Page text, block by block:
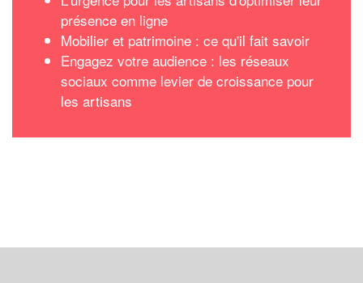
présence en ligne
Mobilier et patrimoine : ce qu'il fait savoir
Engagez votre audience : les réseaux
sociaux comme levier de croissance pour
les artisans